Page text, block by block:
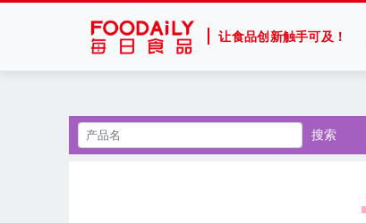
让食品创新触手可及！
搜索